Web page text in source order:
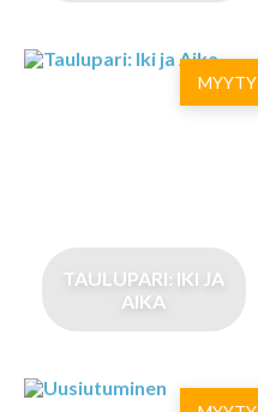
MYYTY
TAULUPARI: IKI JA
AIKA